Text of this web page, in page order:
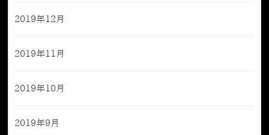
2019年12月
2019年11月
2019年10月
2019年9月